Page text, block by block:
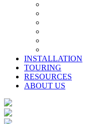
INSTALLATION
TOURING
RESOURCES
ABOUT US